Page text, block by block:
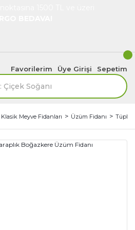
Favorilerim Üye Girişi Sepetim
Klasik Meyve Fidanları Üzüm Fidanı Tüplü